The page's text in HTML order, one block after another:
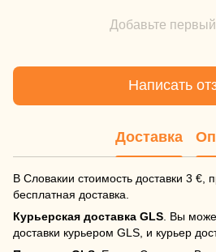
Добавьте
Написать
Доставка
В Словакии стоимость доставки 3 €,
бесплатная доставка.
Курьерская доставка GLS . Вы
доставки курьером GLS, и курьер